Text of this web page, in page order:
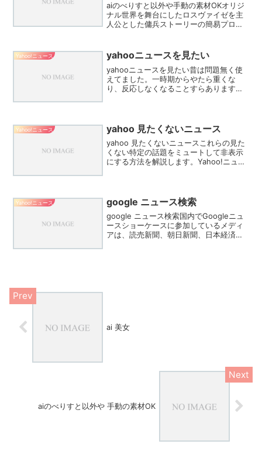
aiのべりすと以外や手動の素材OKオリジ
ナル世界を舞台にしたロスヴァイゼを主
人公とした傭兵ストーリーの簡易プロン
シーを主人公とした傭兵ストーリーの簡
易プロン...
Yahoo!ニュース yahooニュースを見たい
yahooニュースを見たい昔は問題無く使
えてました。一時期からやたら重くな
り、反応しなくなることすらあります。
挙動を見せま...
Yahoo!ニュース yahoo 見たくないニュース
yahoo 見たくないニュースこれらの見た
くない特定の話題をミュートして非表示
にする方法を解説します。Yahoo!ニュー
のを、もう目...
Yahoo!ニュース google ニュース検索
google ニュース検索国内でGoogleニュ
ースショーケースに参加しているメディ
アは、読売新聞、朝日新聞、日本経済新
ai 美女
aiのべりすと以外や 手動の素材OK